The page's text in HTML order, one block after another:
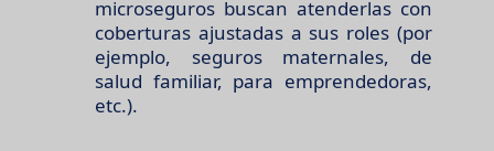
microseguros buscan atenderlas con
coberturas ajustadas a sus roles (por
ejemplo, seguros maternales, de
salud familiar, para emprendedoras,
etc.).